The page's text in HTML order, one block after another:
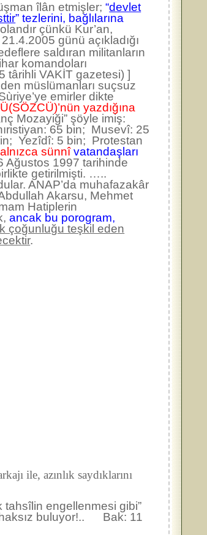
îlân etmişler;“devlet
” tezlerini, bağlılarına
çünkü Kur’an,
günü açıkladığı
saldıran militanların
komandoları
târihli VAKİT gazetesi) ]
müslümanları suçsuz
emirler dikte
yazdığına
Mozayiği” şöyle imiş:
65 bin; Musevî: 25
Yezîdî: 5 bin; Protestan
sünnîvatandaşları
Ağustos 1997 tarihinde
getirilmişti. …..
ANAP’da muhafazakâr
Akarsu, Mehmet
Hatiplerin
ancak bu porogram,
çoğunluğu teşkil eden
.
ile, azınlık saydıklarını
engellenmesi gibi”
haksız buluyor!.. Bak: 11